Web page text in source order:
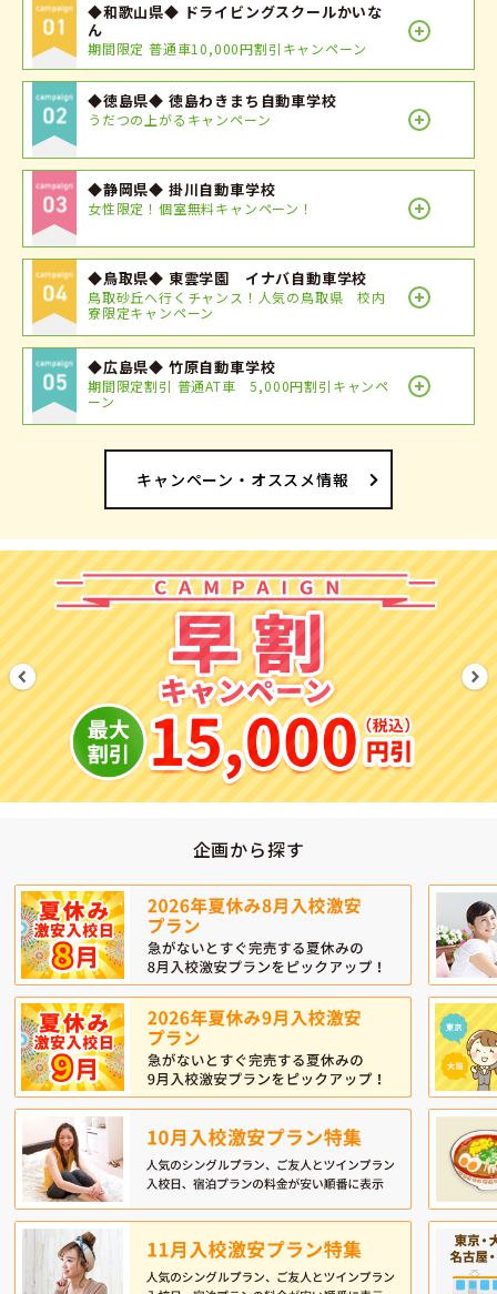
◆和歌山県◆ ドライビングスクールかいな
ん
期間限定 普通車10,000円割引キャンペーン
◆徳島県◆ 徳島わきまち自動車学校
うだつの上がるキャンペーン
◆静岡県◆ 掛川自動車学校
女性限定！個室無料キャンペーン！
◆鳥取県◆ 東雲学園 イナバ自動車学校
鳥取砂丘へ行くチャンス！人気の鳥取県 校内
寮限定キャンペーン
◆広島県◆ 竹原自動車学校
期間限定割引 普通AT車 5,000円割引キャンペ
ーン
キャンペーン・オススメ情報
企画から探す